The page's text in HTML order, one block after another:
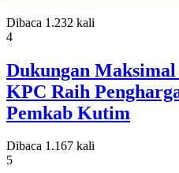
Dibaca 1.232 kali
4
Dukungan Maksimal
KPC Raih
Pemkab Kutim
Dibaca 1.167 kali
5